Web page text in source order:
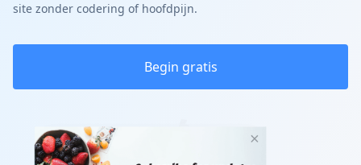
site zonder codering of hoofdpijn.
Begin gratis